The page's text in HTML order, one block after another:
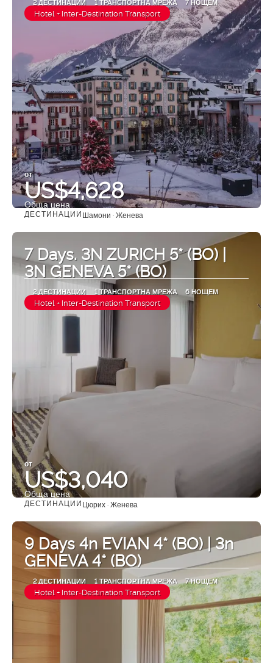
Hotel + Inter-Destination Transport
от
US$4,628
Обща цена
Вижте
ДЕСТИНАЦИИШамони · Женева
7 Days. 3N ZURICH 5* (BO) |
3N GENEVA 5* (BO)
2 ДЕСТИНАЦИИ 1 ТРАНСПОРТНА МРЕЖА 6 НОЩЕМ
Hotel + Inter-Destination Transport
от
US$3,040
Обща цена
Вижте
ДЕСТИНАЦИИЦюрих · Женева
9 Days 4n EVIAN 4* (BO) | 3n
GENEVA 4* (BO)
2 ДЕСТИНАЦИИ 1 ТРАНСПОРТНА МРЕЖА 7 НОЩЕМ
Hotel + Inter-Destination Transport